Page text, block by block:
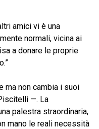
amici vi è una
normali, vicina ai
a donare le proprie
ma non cambia i suoi
—. La
palestra straordinaria,
mano le reali necessità